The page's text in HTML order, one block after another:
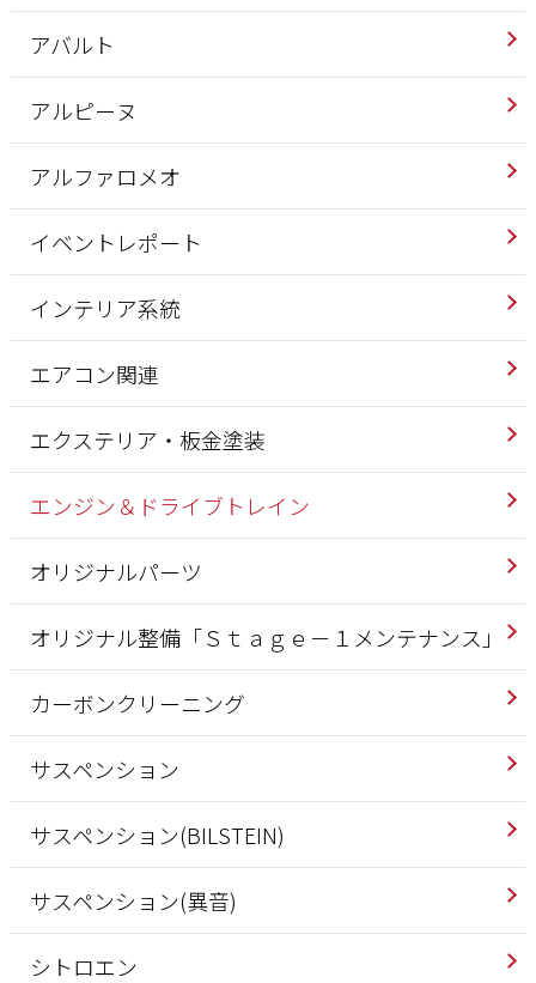
アバルト
アルピーヌ
アルファロメオ
イベントレポート
インテリア系統
エアコン関連
エクステリア・板金塗装
エンジン＆ドライブトレイン
オリジナルパーツ
オリジナル整備「Ｓｔａｇｅ－１メンテナンス」
カーボンクリーニング
サスペンション
サスペンション(BILSTEIN)
サスペンション(異音)
シトロエン